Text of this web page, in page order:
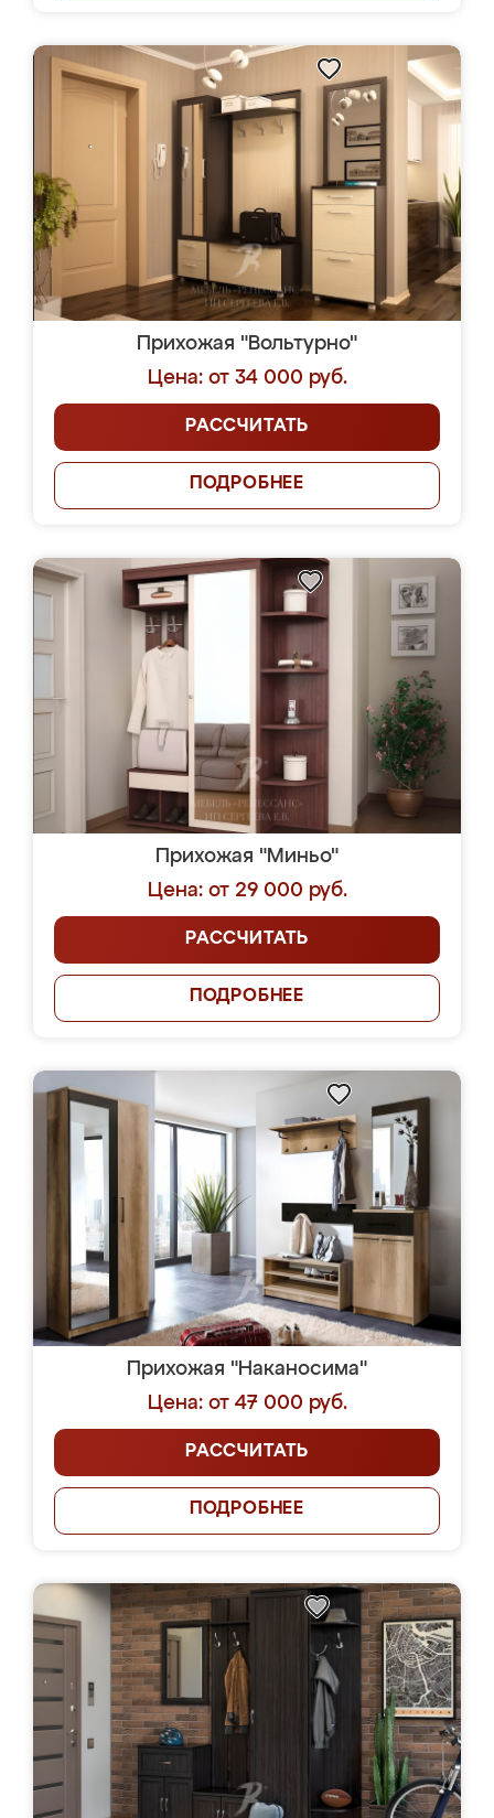
Прихожая "Вольтурно"
Цена: от 34 000 руб.
РАССЧИТАТЬ
ПОДРОБНЕЕ
Прихожая "Миньо"
Цена: от 29 000 руб.
РАССЧИТАТЬ
ПОДРОБНЕЕ
Прихожая "Наканосима"
Цена: от 47 000 руб.
РАССЧИТАТЬ
ПОДРОБНЕЕ